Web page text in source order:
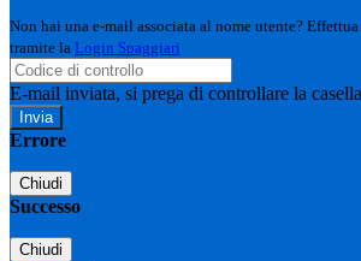
Non hai una e-mail associata al nome utente?
tramite la Login Spaggiari
E-mail inviata, si prega di controllare la
Errore
Chiudi
Successo
Chiudi